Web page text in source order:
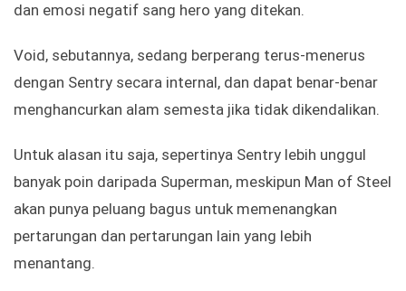
dan emosi negatif sang hero yang ditekan.
Void, sebutannya, sedang berperang terus-menerus
dengan Sentry secara internal, dan dapat benar-benar
menghancurkan alam semesta jika tidak dikendalikan.
Untuk alasan itu saja, sepertinya Sentry lebih unggul
banyak poin daripada Superman, meskipun Man of Steel
akan punya peluang bagus untuk memenangkan
pertarungan dan pertarungan lain yang lebih
menantang.